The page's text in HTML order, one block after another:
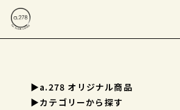
▶a.278 オリジナル商品
▶︎カテゴリーから探す